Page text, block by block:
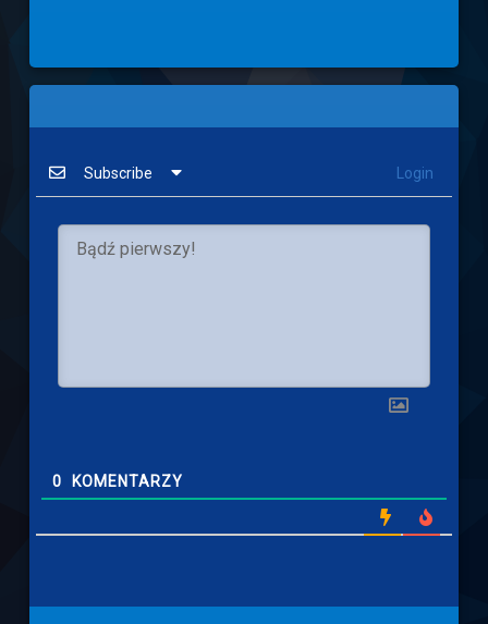
Subscribe Login
0 KOMENTARZY